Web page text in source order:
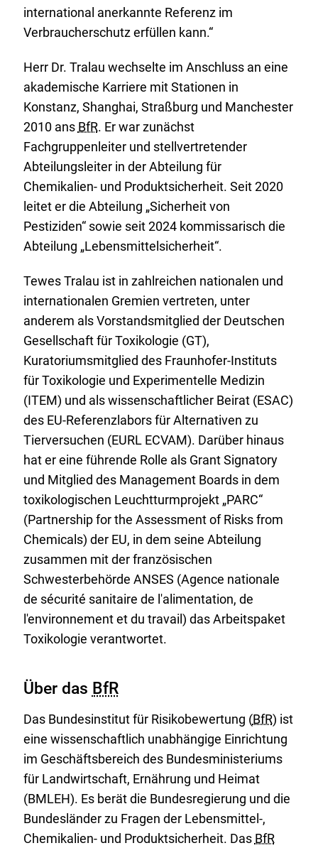
international anerkannte Referenz im
Verbraucherschutz erfüllen kann.“
Herr Dr. Tralau wechselte im Anschluss an eine
akademische Karriere mit Stationen in
Konstanz, Shanghai, Straßburg und Manchester
2010 ans BfR. Er war zunächst
Fachgruppenleiter und stellvertretender
Abteilungsleiter in der Abteilung für
Chemikalien- und Produktsicherheit. Seit 2020
leitet er die Abteilung „Sicherheit von
Pestiziden“ sowie seit 2024 kommissarisch die
Abteilung „Lebensmittelsicherheit“.
Tewes Tralau ist in zahlreichen nationalen und
internationalen Gremien vertreten, unter
anderem als Vorstandsmitglied der Deutschen
Gesellschaft für Toxikologie (GT),
Kuratoriumsmitglied des Fraunhofer-Instituts
für Toxikologie und Experimentelle Medizin
(ITEM) und als wissenschaftlicher Beirat (ESAC)
des EU-Referenzlabors für Alternativen zu
Tierversuchen (EURL ECVAM). Darüber hinaus
hat er eine führende Rolle als Grant Signatory
und Mitglied des Management Boards in dem
toxikologischen Leuchtturmprojekt „PARC“
(Partnership for the Assessment of Risks from
Chemicals) der EU, in dem seine Abteilung
zusammen mit der französischen
Schwesterbehörde ANSES (Agence nationale
de sécurité sanitaire de l'alimentation, de
l'environnement et du travail) das Arbeitspaket
Toxikologie verantwortet.
Über das BfR
Das Bundesinstitut für Risikobewertung (BfR) ist
eine wissenschaftlich unabhängige Einrichtung
im Geschäftsbereich des Bundesministeriums
für Landwirtschaft, Ernährung und Heimat
(BMLEH). Es berät die Bundesregierung und die
Bundesländer zu Fragen der Lebensmittel-,
Chemikalien- und Produktsicherheit. Das BfR